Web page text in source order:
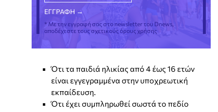
* Με την εγγραφή σας στο newsletter του Dnews,
αποδέχεστε τους σχετικούς όρους χρήσης
Ότι τα παιδιά ηλικίας από 4 έως 16 ετών
είναι εγγεγραμμένα στην υποχρεωτική
εκπαίδευση.
Ότι έχει συμπληρωθεί σωστά το πεδίο